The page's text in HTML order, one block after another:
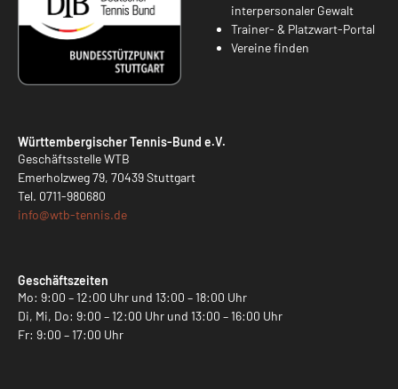
interpersonaler Gewalt
Trainer- & Platzwart-Portal
Vereine finden
Württembergischer Tennis-Bund e.V.
Geschäftsstelle WTB
Emerholzweg 79, 70439 Stuttgart
Tel. 0711-980680
info@wtb-tennis.de
Geschäftszeiten
Mo: 9:00 – 12:00 Uhr und 13:00 – 18:00 Uhr
Di, Mi, Do: 9:00 – 12:00 Uhr und 13:00 – 16:00 Uhr
Fr: 9:00 – 17:00 Uhr